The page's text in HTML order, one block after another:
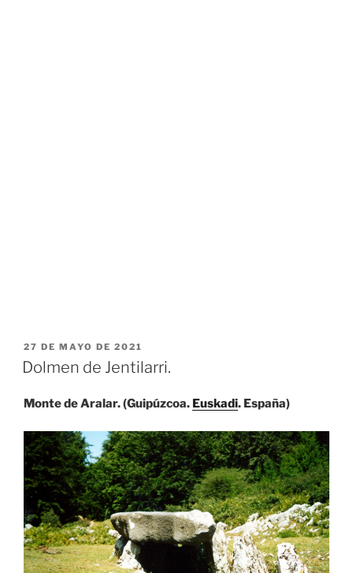
PUBLICADO
EL
27 DE MAYO DE 2021
Dolmen de Jentilarri.
Monte de Aralar. (Guipúzcoa. Euskadi. España)